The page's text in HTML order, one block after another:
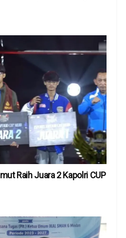
Raih Juara 2 Kapolri CUP